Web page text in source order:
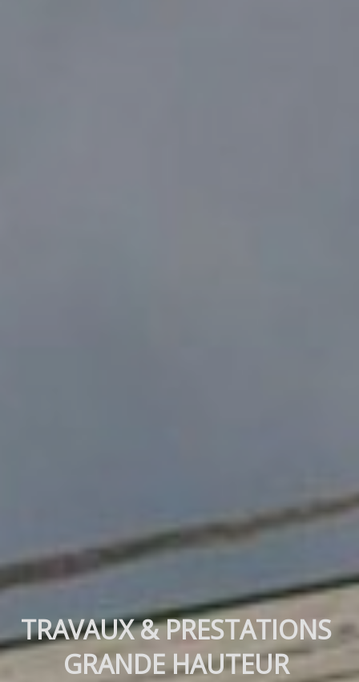
TRAVAUX & PRESTATIONS
GRANDE HAUTEUR